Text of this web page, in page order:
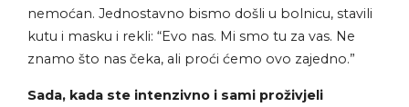
nemoćan. Jednostavno bismo došli u bolnicu, stavili
kutu i masku i rekli: “Evo nas. Mi smo tu za vas. Ne
znamo što nas čeka, ali proći ćemo ovo zajedno.”
Sada, kada ste intenzivno i sami proživjeli